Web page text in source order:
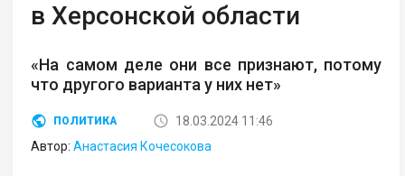
в Херсонской области
«На самом деле они все признают, потому
что другого варианта у них нет»
ПОЛИТИКА
18.03.2024 11:46
Автор:Анастасия Кочесокова